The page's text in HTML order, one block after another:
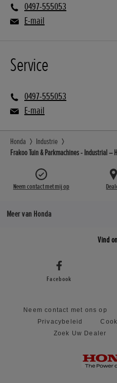
0497-555053
E-mail
Service
0497-555053
E-mail
Honda
Industrie
Frakoo Tuin & Parkmachines - Industrial –
Neem contact met mij op
Meer van Honda
Vind
Facebook
Neem contact met ons op
Privacybeleid
Zoek Uw Dealer